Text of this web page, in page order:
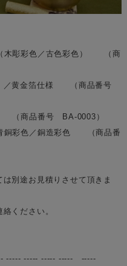
彫彩色／古色彩色） （商
／黄金箔仕様 （商品番号
（商品番号 BA-0003）
彩色／銅造彩色 （商品番
別途お見積りさせて頂きま
ください。
----- ----- ----- ----- -----